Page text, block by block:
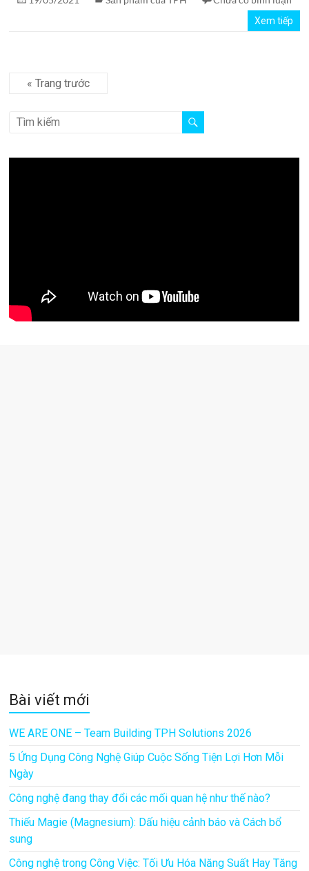
Xem tiếp
« Trang trước
Bài viết mới
WE ARE ONE – Team Building TPH Solutions 2026
5 Ứng Dụng Công Nghệ Giúp Cuộc Sống Tiện Lợi Hơn Mỗi
Ngày
Công nghệ đang thay đổi các mối quan hệ như thế nào?
Thiếu Magie (Magnesium): Dấu hiệu cảnh báo và Cách bổ
sung
Công nghệ trong Công Việc: Tối Ưu Hóa Năng Suất Hay Tăng